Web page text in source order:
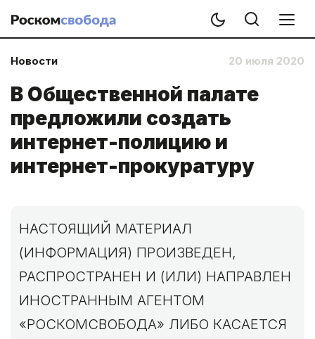
Новости 20 июля 2020
В Общественной палате
предложили создать
интернет-полицию и
интернет-прокуратуру
НАСТОЯЩИЙ МАТЕРИАЛ
(ИНФОРМАЦИЯ) ПРОИЗВЕДЕН,
РАСПРОСТРАНЕН И (ИЛИ) НАПРАВЛЕН
ИНОСТРАННЫМ АГЕНТОМ
«РОСКОМСВОБОДА» ЛИБО КАСАЕТСЯ